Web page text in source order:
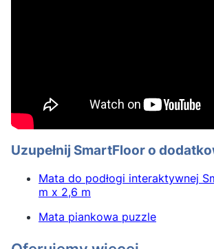
Uzupełnij SmartFloor o
Mata do podłogi interaktywnej
m x 2,6 m
Mata piankowa puzzle